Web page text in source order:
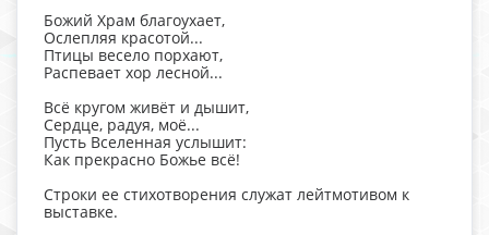
Божий Храм благоухает,
Ослепляя красотой...
Птицы весело порхают,
Распевает хор лесной...
Всё кругом живёт и дышит,
Сердце, радуя, моё...
Пусть Вселенная услышит:
Как прекрасно Божье всё!
Строки ее стихотворения служат лейтмотивом к
выставке.